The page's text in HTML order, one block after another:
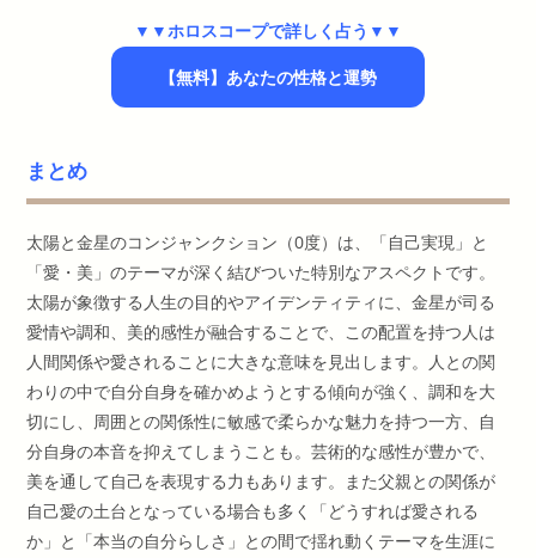
▼▼ホロスコープで詳しく占う▼▼
【無料】あなたの性格と運勢
まとめ
太陽と金星のコンジャンクション（0度）は、「自己実現」と
「愛・美」のテーマが深く結びついた特別なアスペクトです。
太陽が象徴する人生の目的やアイデンティティに、金星が司る
愛情や調和、美的感性が融合することで、この配置を持つ人は
人間関係や愛されることに大きな意味を見出します。人との関
わりの中で自分自身を確かめようとする傾向が強く、調和を大
切にし、周囲との関係性に敏感で柔らかな魅力を持つ一方、自
分自身の本音を抑えてしまうことも。芸術的な感性が豊かで、
美を通して自己を表現する力もあります。また父親との関係が
自己愛の土台となっている場合も多く「どうすれば愛される
か」と「本当の自分らしさ」との間で揺れ動くテーマを生涯に